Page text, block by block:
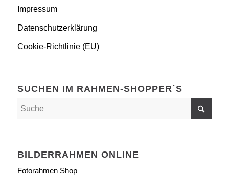
Impressum
Datenschutzerklärung
Cookie-Richtlinie (EU)
SUCHEN IM RAHMEN-SHOPPER´S
BILDERRAHMEN ONLINE
Fotorahmen Shop